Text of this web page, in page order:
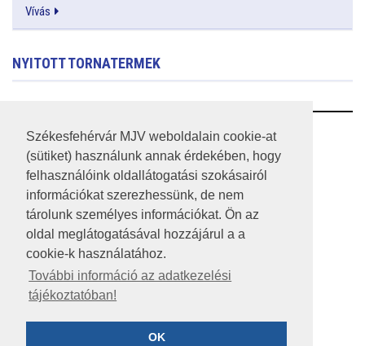
Székesfehérvár MJV weboldalain cookie-at
(sütiket) használunk annak érdekében, hogy
felhasználóink oldallátogatási szokásairól
információkat szerezhessünk, de nem
tárolunk személyes információkat. Ön az
oldal meglátogatásával hozzájárul a a
cookie-k használatához.
További információ az adatkezelési
tájékoztatóban!
OK
Vívás
NYITOTT TORNATERMEK
RSS
A HONLAP 2017.03.31-I ÁLLAPOTA
JOGI NYILATKOZAT
IMPRESSZUM
KÖZÉRDEKŰ ADATOK